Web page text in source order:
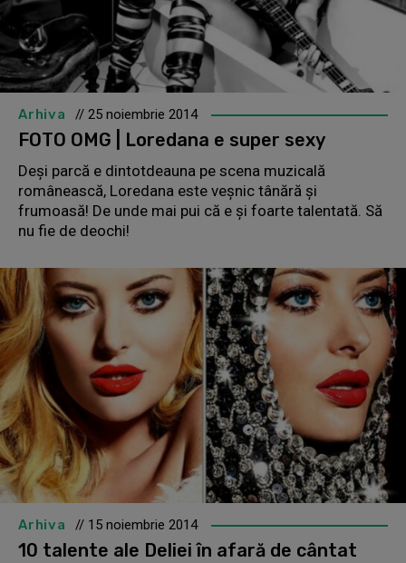
Arhiva // 25 noiembrie 2014
FOTO OMG | Loredana e super sexy
Deși parcă e dintotdeauna pe scena muzicală
românească, Loredana este veșnic tânără și
frumoasă! De unde mai pui că e și foarte talentată. Să
nu fie de deochi!
Arhiva // 15 noiembrie 2014
10 talente ale Deliei în afară de cântat